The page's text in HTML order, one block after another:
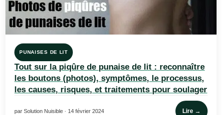
PUNAISES DE LIT
Tout sur la piqûre de punaise de lit : reconnaître
les boutons (photos), symptômes, le processus,
les causes, risques, et traitements pour soulager
par Solution Nuisible · 14 février 2024 Lire →